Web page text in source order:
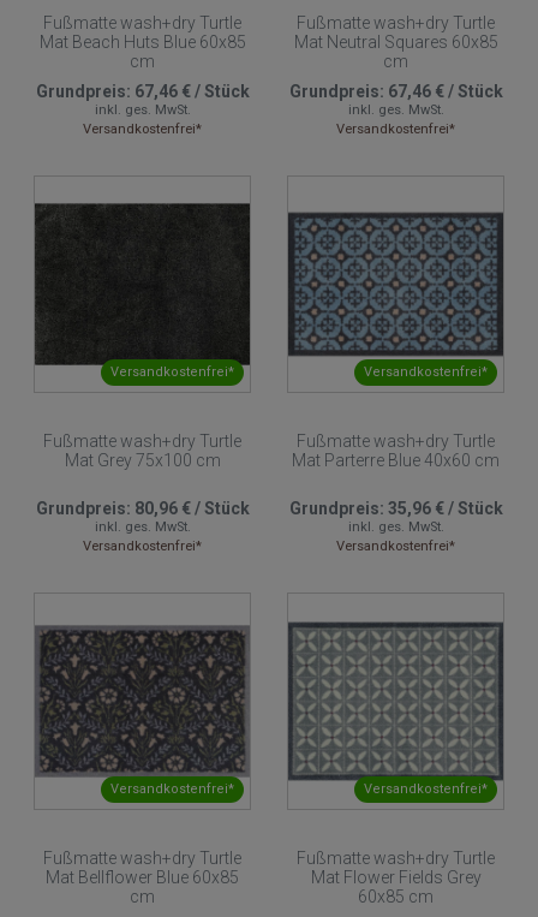
Fußmatte wash+dry Turtle
Mat Beach Huts Blue 60x85
cm
Grundpreis: 67,46 €/Stück
inkl. ges. MwSt.
Versandkostenfrei*
Fußmatte wash+dry Turtle
Mat Neutral Squares 60x85
cm
Grundpreis: 67,46 €/Stück
inkl. ges. MwSt.
Versandkostenfrei*
Versandkostenfrei*
Fußmatte wash+dry Turtle
Mat Grey 75x100 cm
Grundpreis: 80,96 €/Stück
inkl. ges. MwSt.
Versandkostenfrei*
Versandkostenfrei*
Fußmatte wash+dry Turtle
Mat Parterre Blue 40x60 cm
Grundpreis: 35,96 €/Stück
inkl. ges. MwSt.
Versandkostenfrei*
Versandkostenfrei*
Fußmatte wash+dry Turtle
Mat Bellflower Blue 60x85
cm
Versandkostenfrei*
Fußmatte wash+dry Turtle
Mat Flower Fields Grey
60x85 cm